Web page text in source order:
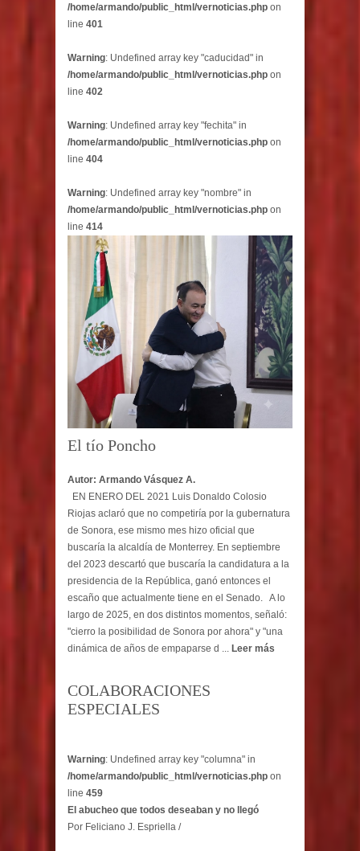
/home/armando/public_html/vernoticias.php on
line 401
Warning: Undefined array key "caducidad" in
/home/armando/public_html/vernoticias.php on
line 402
Warning: Undefined array key "fechita" in
/home/armando/public_html/vernoticias.php on
line 404
Warning: Undefined array key "nombre" in
/home/armando/public_html/vernoticias.php on
line 414
El tío Poncho
Autor: Armando Vásquez A.
EN ENERO DEL 2021 Luis Donaldo Colosio
Riojas aclaró que no competiría por la gubernatura
de Sonora, ese mismo mes hizo oficial que
buscaría la alcaldía de Monterrey. En septiembre
del 2023 descartó que buscaría la candidatura a la
presidencia de la República, ganó entonces el
escaño que actualmente tiene en el Senado. A lo
largo de 2025, en dos distintos momentos, señaló:
"cierro la posibilidad de Sonora por ahora" y "una
dinámica de años de empaparse d ... Leer más
COLABORACIONES
ESPECIALES
Warning: Undefined array key "columna" in
/home/armando/public_html/vernoticias.php on
line 459
El abucheo que todos deseaban y no llegó
Por Feliciano J. Espriella /